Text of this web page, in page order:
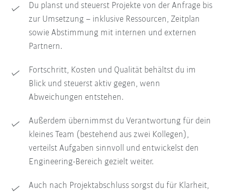
Du planst und steuerst Projekte von der Anfrage bis
zur Umsetzung – inklusive Ressourcen, Zeitplan
sowie Abstimmung mit internen und externen
Partnern.
Fortschritt, Kosten und Qualität behältst du im
Blick und steuerst aktiv gegen, wenn
Abweichungen entstehen.
Außerdem übernimmst du Verantwortung für dein
kleines Team (bestehend aus zwei Kollegen),
verteilst Aufgaben sinnvoll und entwickelst den
Engineering-Bereich gezielt weiter.
Auch nach Projektabschluss sorgst du für Klarheit,